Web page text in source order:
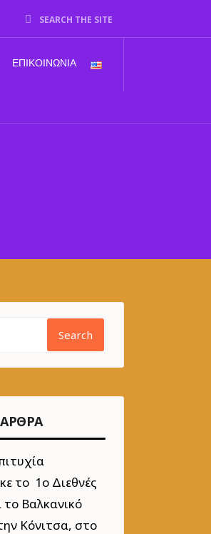
SEARCH THE SITE
ΕΠΙΚΟΙΝΩΝΊΑ
Search
το 1ο Διεθνές
το Βαλκανικό
Κόνιτσα, στο